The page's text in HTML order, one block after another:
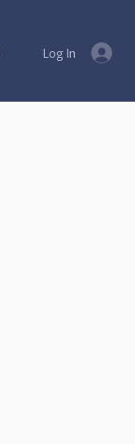
Log In